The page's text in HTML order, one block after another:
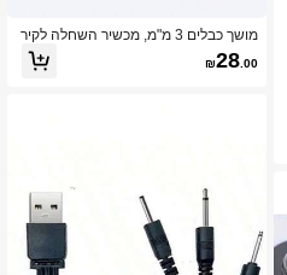
מושך כבלים 3 מ"מ, מכשיר השחלה לקיר
ניילון פיברגלס שחור, מוביל כבלים חשמלי
וכלי עזר משיכה, 30/35/40 מטר
₪28.00